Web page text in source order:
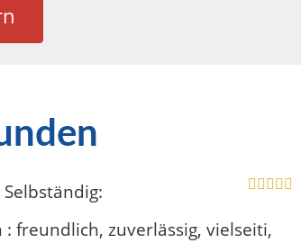
Selbständig:
freundlich, zuverlässig, vielseiti,